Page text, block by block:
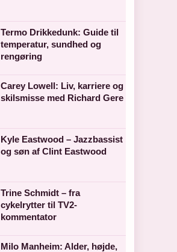
Termo Drikkedunk: Guide til
temperatur, sundhed og
rengøring
Carey Lowell: Liv, karriere og
skilsmisse med Richard Gere
Kyle Eastwood – Jazzbassist
og søn af Clint Eastwood
Trine Schmidt – fra
cykelrytter til TV2-
kommentator
Milo Manheim: Alder, højde,